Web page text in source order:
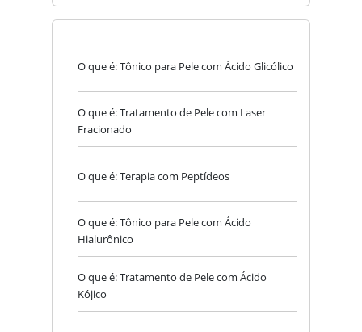
O que é: Tônico para Pele com Ácido Glicólico
O que é: Tratamento de Pele com Laser
Fracionado
O que é: Terapia com Peptídeos
O que é: Tônico para Pele com Ácido
Hialurônico
O que é: Tratamento de Pele com Ácido
Kójico